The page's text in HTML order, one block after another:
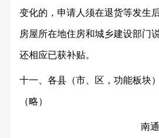
变化的，申请人须在退货等发生
房屋所在地住房和城乡建设部门
还相应已获补贴。
十一、各县（市、区，功能板块
（略）
南